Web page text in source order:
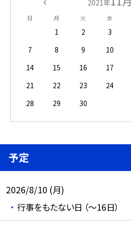
2021年
日 月 火 水
1 2 3
7
8 9 10
14
15 16 17
21
22 23 24
28
29 30
予定
2026/8/10 (月)
行事をもたない日 （～16日）